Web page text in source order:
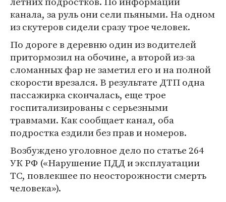
канала, за руль они сели пьяными. На одном
из скутеров сидели сразу трое человек.
По дороге в деревню один из водителей
притормозил на обочине, а второй из-за
сломанных фар не заметил его и на полной
скорости врезался. В результате ДТП одна
пассажирка скончалась, еще трое
госпитализированы с серьезными
травмами. Как сообщает канал, оба
подростка ездили без прав и номеров.
Возбуждено уголовное дело по статье 264
УК РФ («Нарушение ПДД и эксплуатации
ТС, повлекшее по неосторожности смерть
человека»).